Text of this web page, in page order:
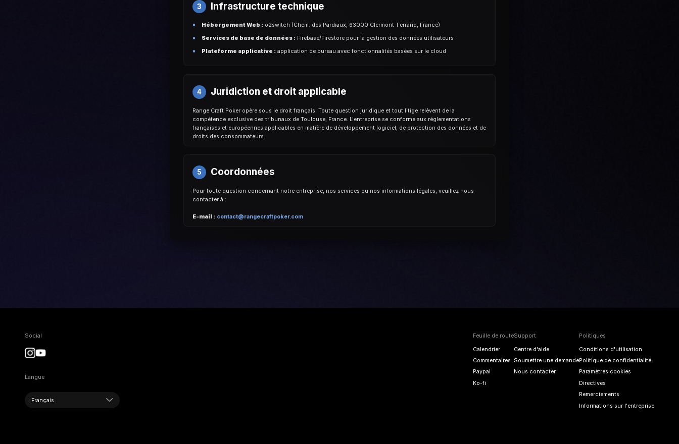
3 Infrastructure technique
Hébergement Web : o2switch (Chem. des Pardiaux, 63000 Clermont-Ferrand, France)
Services de base de données : Firebase/Firestore pour la gestion des données utilisateurs
Plateforme applicative : application de bureau avec fonctionnalités basées sur le cloud
4 Juridiction et droit applicable
Range Craft Poker opère sous le droit français. Toute question juridique et tout litige relèvent de la
compétence exclusive des tribunaux de Toulouse, France. L'entreprise se conforme aux réglementations
françaises et européennes applicables en matière de développement logiciel, de protection des données et de
droits des consommateurs.
5 Coordonnées
Pour toute question concernant notre entreprise, nos services ou nos informations légales, veuillez nous
contacter à :
E-mail : contact@rangecraftpoker.com
Social
Langue
Français
Feuille de route
Calendrier
Commentaires
Paypal
Ko-fi
Support
Centre d'aide
Soumettre une demande
Nous contacter
Politiques
Conditions d'utilisation
Politique de confidentialité
Paramètres cookies
Directives
Remerciements
Informations sur l'entreprise